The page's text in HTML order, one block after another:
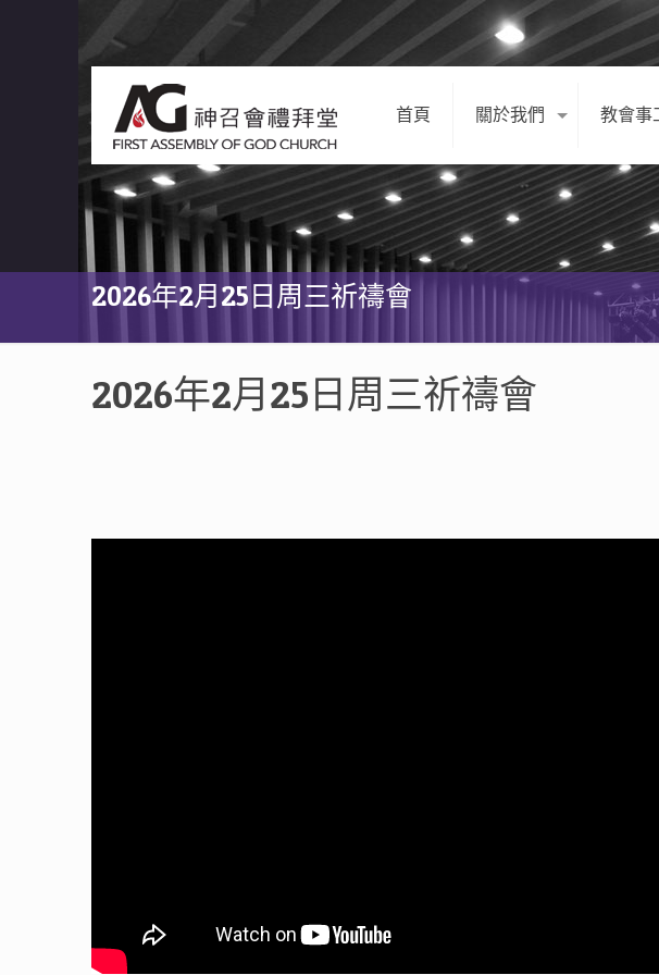
首頁 關於我們 教會事
2026年2月25日周三祈禱會
2026年2月25日周三祈禱會